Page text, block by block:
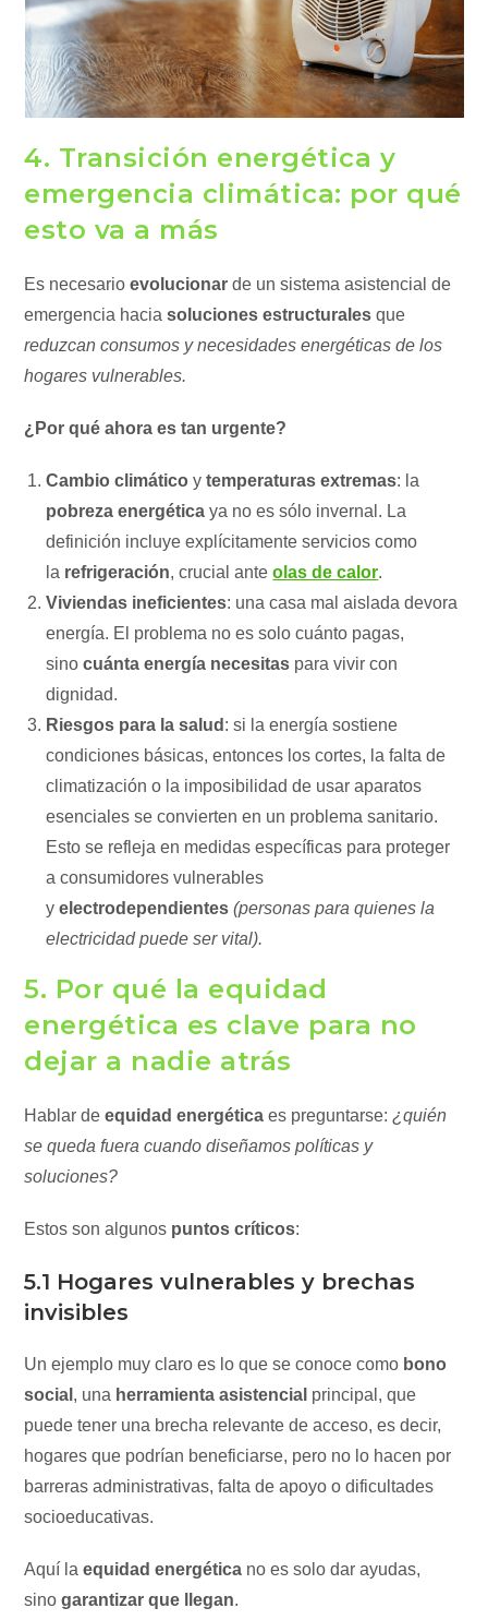
4. Transición energética y
emergencia climática: por qué
esto va a más
Es necesario evolucionar de un sistema asistencial de
emergencia haciasoluciones estructurales que
reduzcan consumos y necesidades energéticas de los
hogares vulnerables.
¿Por qué ahora es tan urgente?
Cambio climático ytemperaturas extremas: la
pobreza energética ya no es sólo invernal. La
definición incluye explícitamente servicios como
la refrigeración, crucial anteolas de calor.
Viviendas ineficientes: una casa mal aislada devora
energía. El problema no es solo cuánto pagas,
sinocuánta energía necesitas para vivir con
dignidad.
Riesgos para la salud : si la energía sostiene
condiciones básicas, entonces los cortes, la falta de
climatización o la imposibilidad de usar aparatos
esenciales se convierten en un problema sanitario.
Esto se refleja en medidas específicas para proteger
a consumidores vulnerables
yelectrodependientes (personas para quienes la
electricidad puede ser vital).
5. Por qué la equidad
energética es clave para no
dejar a nadie atrás
Hablar deequidad energética es preguntarse:¿quién
se queda fuera cuando diseñamos políticas y
soluciones?
Estos son algunos puntos críticos:
5.1 Hogares vulnerables y brechas
invisibles
Un ejemplo muy claro es lo que se conoce como bono
social , una herramienta asistencial principal, que
puede tener una brecha relevante de acceso, es decir,
hogares que podrían beneficiarse, pero no lo hacen por
barreras administrativas, falta de apoyo o dificultades
socioeducativas.
Aquí laequidad energética no es solo dar ayudas,
sinogarantizar que llegan.